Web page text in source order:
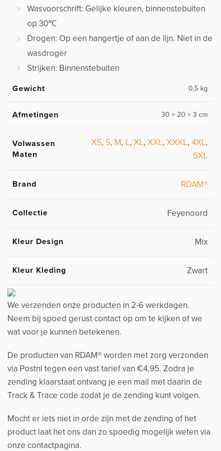
Wasvoorschrift: Gelijke kleuren, binnenstebuiten
op 30℃
Drogen: Op een hangertje of aan de lijn. Niet in de
wasdroger
Strijken: Binnenstebuiten
Gewicht 0,5 kg
Afmetingen 30 × 20 × 3 cm
Volwassen
Maten
XS, S, M, L, XL, XXL, XXXL, 4XL,
5XL
Brand RDAM®
Collectie Feyenoord
Kleur Design Mix
Kleur Kleding Zwart
We verzenden onze producten in 2-6 werkdagen.
Neem bij spoed gerust contact op om te kijken of we
wat voor je kunnen betekenen.
De producten van RDAM® worden met zorg verzonden
via Postnl tegen een vast tarief van €4,95. Zodra je
zending klaarstaat ontvang je een mail met daarin de
Track & Trace code zodat je de zending kunt volgen.
Mocht er iets niet in orde zijn met de zending of het
product laat het ons dan zo spoedig mogelijk weten via
onze contactpagina.